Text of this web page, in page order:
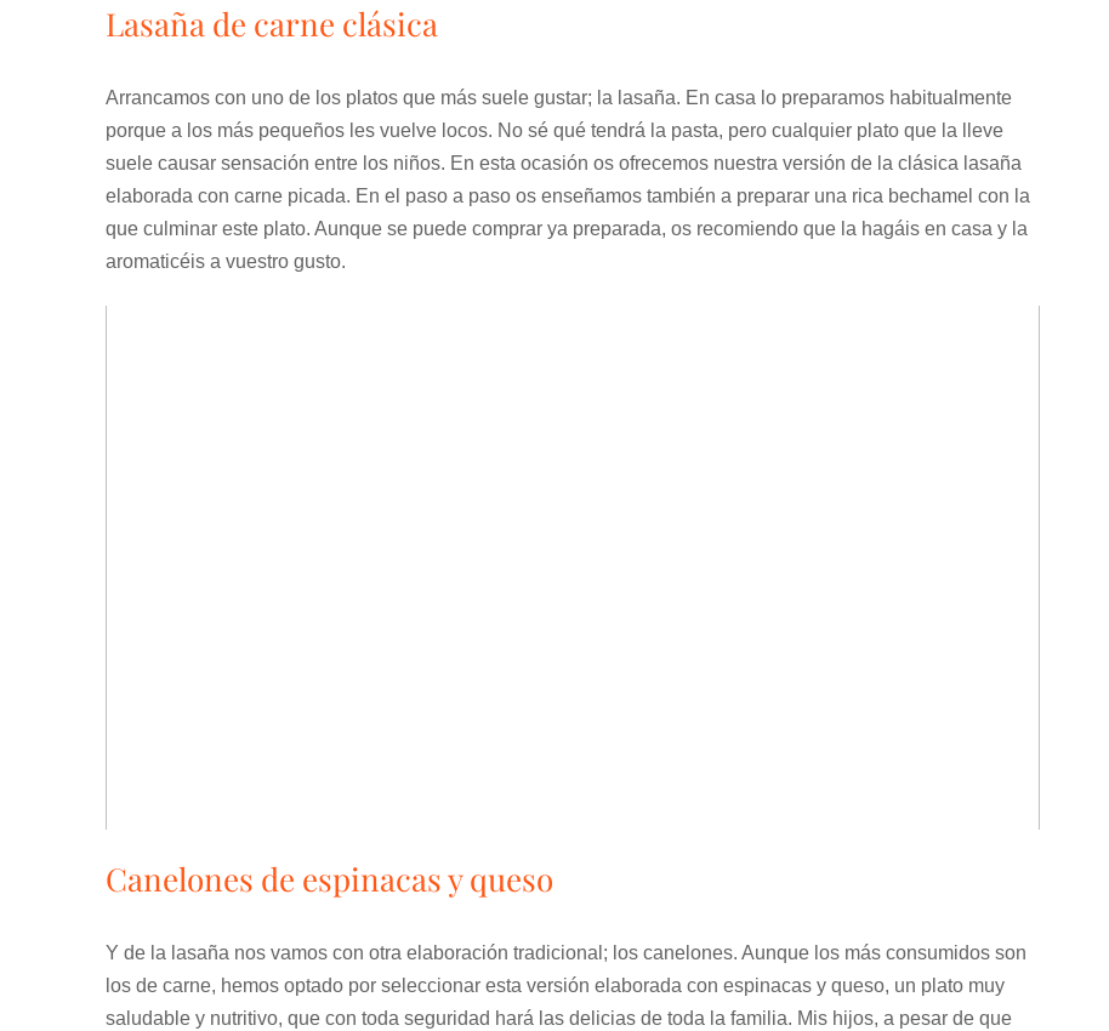
Lasaña de carne clásica
Arrancamos con uno de los platos que más suele gustar; la lasaña. En casa lo preparamos habitualmente
porque a los más pequeños les vuelve locos. No sé qué tendrá la pasta, pero cualquier plato que la lleve
suele causar sensación entre los niños. En esta ocasión os ofrecemos nuestra versión de la clásica lasaña
elaborada con carne picada. En el paso a paso os enseñamos también a preparar una rica bechamel con la
que culminar este plato. Aunque se puede comprar ya preparada, os recomiendo que la hagáis en casa y la
aromaticéis a vuestro gusto.
Canelones de espinacas y queso
Y de la lasaña nos vamos con otra elaboración tradicional; los canelones. Aunque los más consumidos son
los de carne, hemos optado por seleccionar esta versión elaborada con espinacas y queso, un plato muy
saludable y nutritivo, que con toda seguridad hará las delicias de toda la familia. Mis hijos, a pesar de que